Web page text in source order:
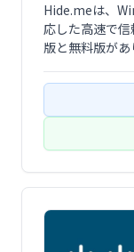
Hide.meは、
応した高速で
版と無料版が
ます。プレミ